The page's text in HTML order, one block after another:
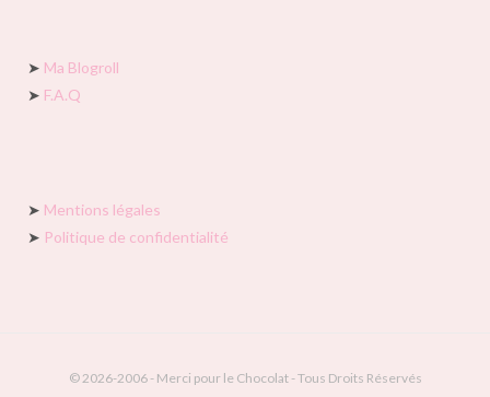
➤ Ma Blogroll
➤ F.A.Q
➤ Mentions légales
➤ Politique de confidentialité
© 2026-2006 - Merci pour le Chocolat - Tous Droits Réservés